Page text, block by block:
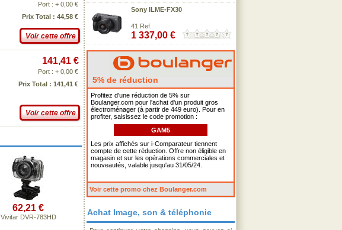
Port : + 0,00 €
Prix Total : 44,58 €
Voir cette offre
141,41 €
Port : + 0,00 €
Prix Total : 141,41 €
Voir cette offre
62,21 €
Vivitar DVR-783HD
Sony ILME-FX30
41 Ref.
1 337,00 €
5% de réduction
Profitez d'une réduction de 5% sur
Boulanger.com pour l'achat d'un produit gros
électroménager (à partir de 449 euro). Pour en
profiter, saisissez le code promotion :
GAM5
Les prix affichés sur i-Comparateur tiennent
compte de cette réduction. Offre non éligible en
magasin et sur les opérations commerciales et
nouveautés, valable jusqu'au 31/05/24.
Voir cette promo chez Boulanger.com
Achat Image, son & téléphonie